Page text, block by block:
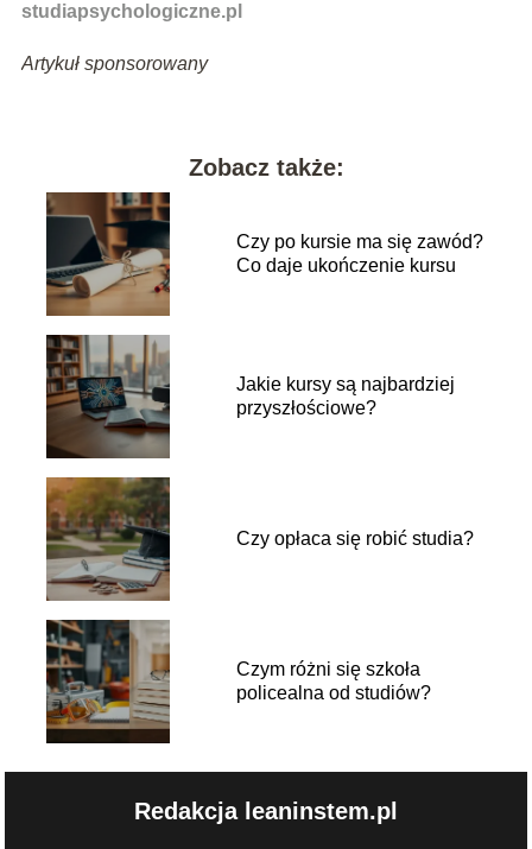
studiapsychologiczne.pl
Artykuł sponsorowany
Zobacz także:
Czy po kursie ma się zawód?
Co daje ukończenie kursu
Jakie kursy są najbardziej
przyszłościowe?
Czy opłaca się robić studia?
Czym różni się szkoła
policealna od studiów?
Redakcja leaninstem.pl